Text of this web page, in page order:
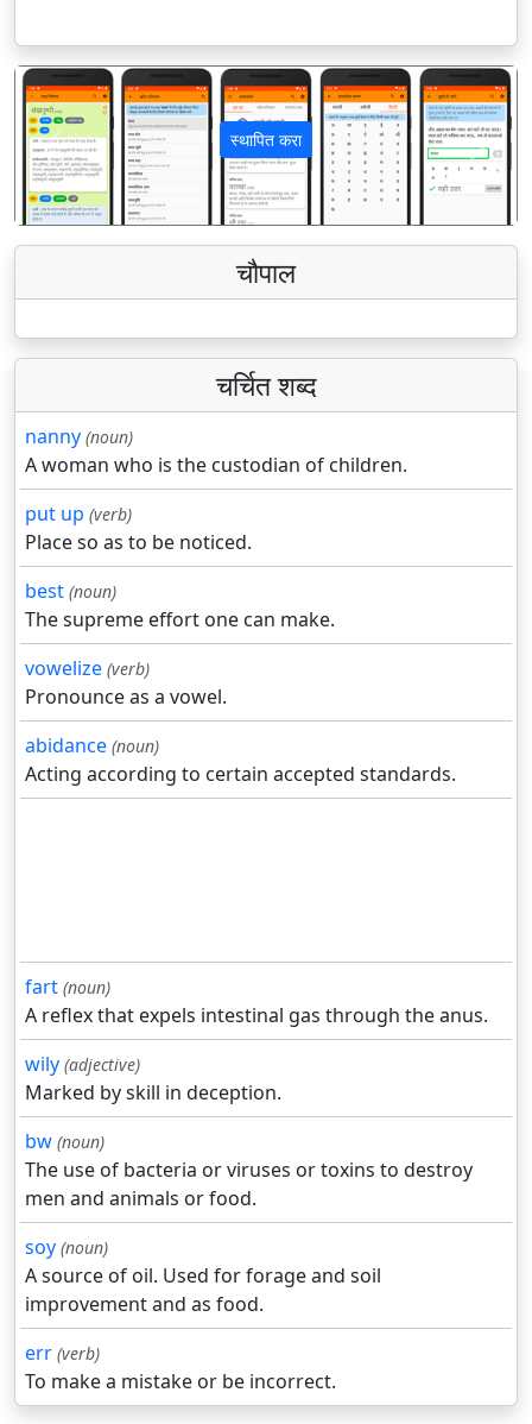
स्थापित करा
पिछला अगला
चौपाल
चर्चित शब्द
nanny (noun)
A woman who is the custodian of children.
put up (verb)
Place so as to be noticed.
best (noun)
The supreme effort one can make.
vowelize (verb)
Pronounce as a vowel.
abidance (noun)
Acting according to certain accepted standards.
fart (noun)
A reflex that expels intestinal gas through the anus.
wily (adjective)
Marked by skill in deception.
bw (noun)
The use of bacteria or viruses or toxins to destroy
men and animals or food.
soy (noun)
A source of oil. Used for forage and soil
improvement and as food.
err (verb)
To make a mistake or be incorrect.